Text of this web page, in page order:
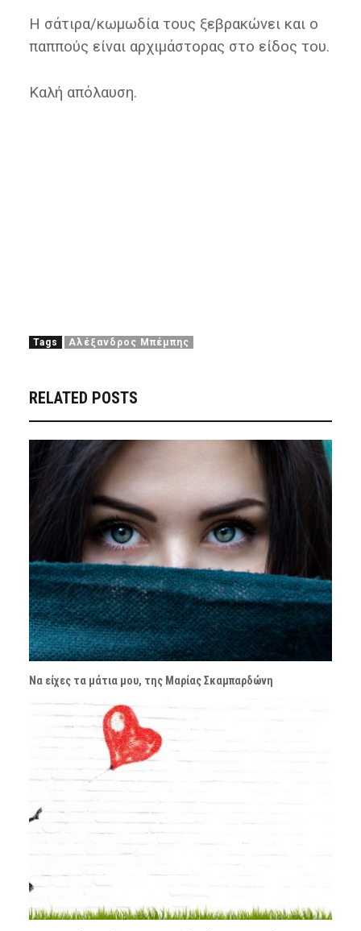
Η σάτιρα/κωμωδία τους ξεβρακώνει και ο
παππούς είναι αρχιμάστορας στο είδος του.
Καλή απόλαυση.
Tags Αλέξανδρος Μπέμπης
RELATED POSTS
Να είχες τα μάτια μου, της Μαρίας Σκαμπαρδώνη